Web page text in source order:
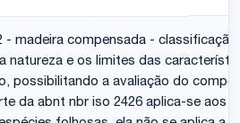
- madeira compensada -
natureza e os limites das
possibilitando a avaliação do
da abnt nbr iso 2426 aplica-se aos